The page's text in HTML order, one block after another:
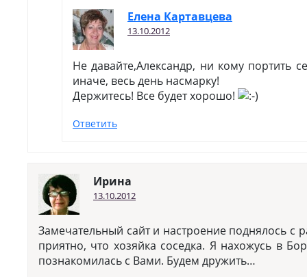
Елена Картавцева
13.10.2012
Не давайте,Александр, ни кому портить
иначе, весь день насмарку!
Держитесь! Все будет хорошо!
Ответить
Ирина
13.10.2012
Замечательный сайт и настроение поднялось с
приятно, что хозяйка соседка. Я нахожусь в
познакомилась с Вами. Будем дружить…